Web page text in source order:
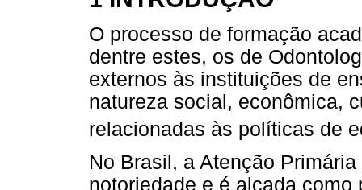
O processo de formação
dentre estes, os de
externos às instituições de
natureza social, econômica,
relacionadas às políticas de
No Brasil, a Atenção
notoriedade e é alçada